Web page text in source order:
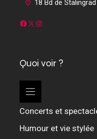
18 Bd de
Facebook
X Instagram
Quoi voir ?
Concerts et
Humour et vie stylée